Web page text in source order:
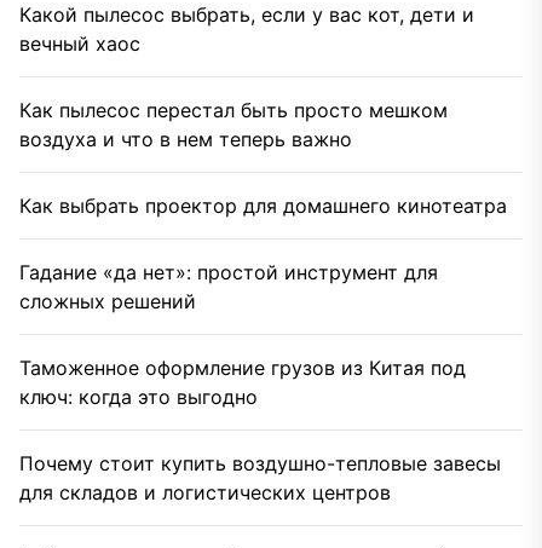
Какой пылесос выбрать, если у вас кот, дети и
вечный хаос
Как пылесос перестал быть просто мешком
воздуха и что в нем теперь важно
Как выбрать проектор для домашнего кинотеатра
Гадание «да нет»: простой инструмент для
сложных решений
Таможенное оформление грузов из Китая под
ключ: когда это выгодно
Почему стоит купить воздушно-тепловые завесы
для складов и логистических центров